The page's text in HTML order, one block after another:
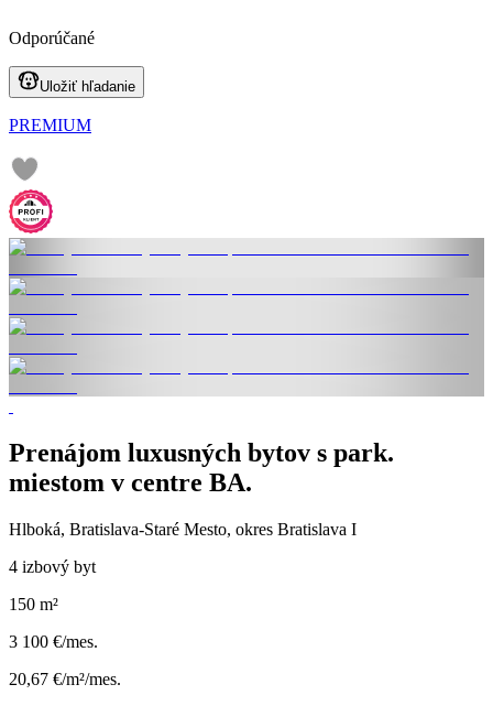
Odporúčané
Uložiť hľadanie
PREMIUM
Prenájom luxusných bytov s park.
miestom v centre BA.
Hlboká, Bratislava-Staré Mesto, okres Bratislava I
4 izbový byt
150 m²
3 100 €/mes.
20,67 €/m²/mes.